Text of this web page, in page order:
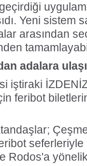
Yeni sistem
arasından
adalara
iştiraki
feribot
Rodos'a